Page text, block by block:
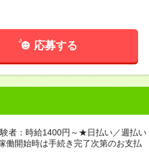
応募する
者：時給1400円～★日払い／週払い
開始時は手続き完了次第のお支払